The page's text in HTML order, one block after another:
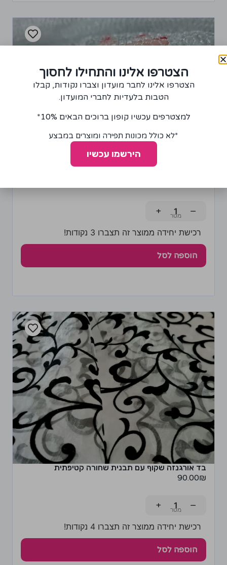
−
+
רכישת יחידה ממוצר זה תצברו 3 נקודות!
הוספה לסל
בד אורגנזה שקוף עם תבנית שחורה קטיפתית
90.00₪
−
+
רכישת יחידה ממוצר זה תצברו 4 נקודות!
הוספה לסל
הצטרפו אלינו והתחילו לחסוך
הצטרפו אלינו לחבר מועדון וצברו נקודות, קבלו
הטבות בלעדיות לחברי המועדון.
למצטרפים עכשיו קופון ברוכים הבאים 10%*
*לא כולל מכונות תפירה ומוצרים במבצע
הירשמו עכשיו